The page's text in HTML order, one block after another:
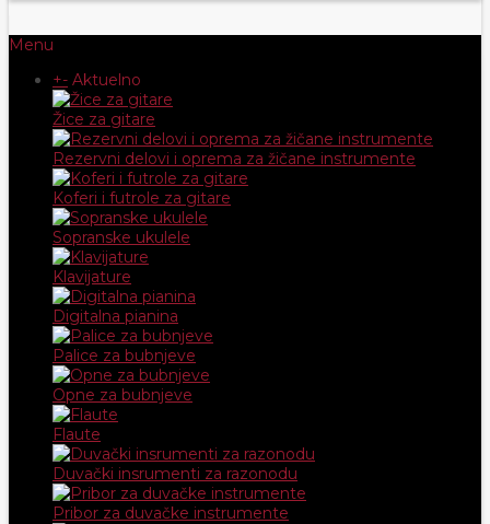
Menu
+- Aktuelno
Žice za gitare
Rezervni delovi i oprema za žičane instrumente
Koferi i futrole za gitare
Sopranske ukulele
Klavijature
Digitalna pianina
Palice za bubnjeve
Opne za bubnjeve
Flaute
Duvački insrumenti za razonodu
Pribor za duvačke instrumente